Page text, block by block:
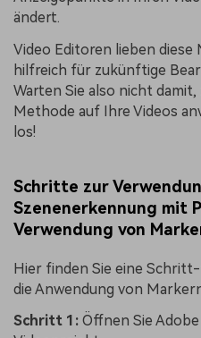
ändert.
Video Editoren lieben diese
hilfreich für zukünftige
Warten Sie also nicht damit,
Methode auf Ihre Videos
los!
Schritte zur
Szenenerkennung mit
Verwendung von
Hier finden Sie eine
die Anwendung von
Schritt 1: Öffnen Sie